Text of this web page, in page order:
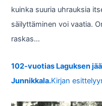
kuinka suuria uhrauksia
säilyttäminen voi vaatia.
raskas…
102-vuotias Laguksen
Junnikkala.Kirjan